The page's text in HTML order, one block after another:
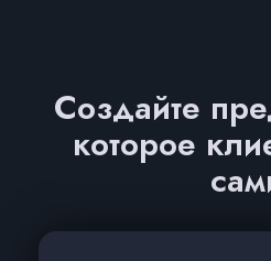
Создайте
которое